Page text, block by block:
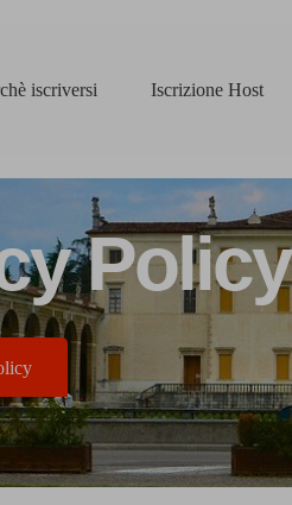
iscriversi Iscrizione Host
Policy